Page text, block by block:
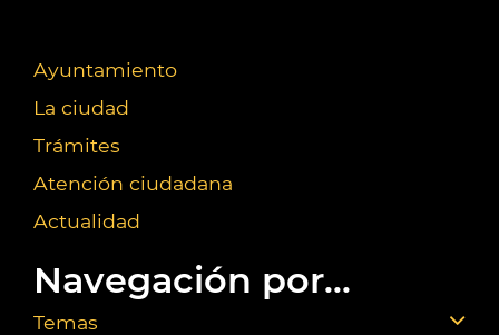
Ayuntamiento
La ciudad
Trámites
Atención ciudadana
Actualidad
Navegación por...
Temas